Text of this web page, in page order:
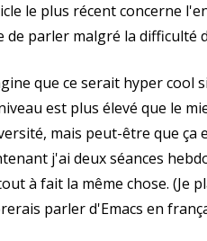
le plus récent concerne
de parler malgré la difficulté
que ce serait hyper cool
est plus élevé que le
mais peut-être que ça
j'ai deux séances
à fait la même chose. (Je
parler d'Emacs en